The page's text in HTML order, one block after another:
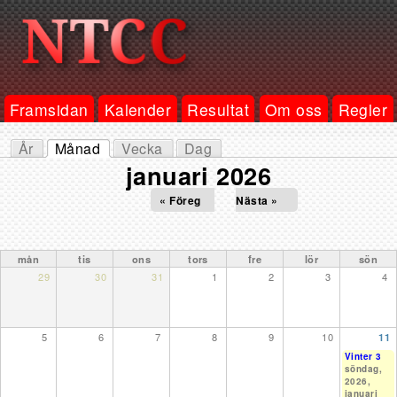
Framsidan Kalender Resultat Om oss Regler
Primära flikar
År
Månad
Vecka Dag
januari 2026
« Föreg Nästa »
mån tis ons tors fre lör
sön
29
30 31 1 2 3 4
5 6 7 8 9 10 11
Vinter 3
söndag,
2026,
januari